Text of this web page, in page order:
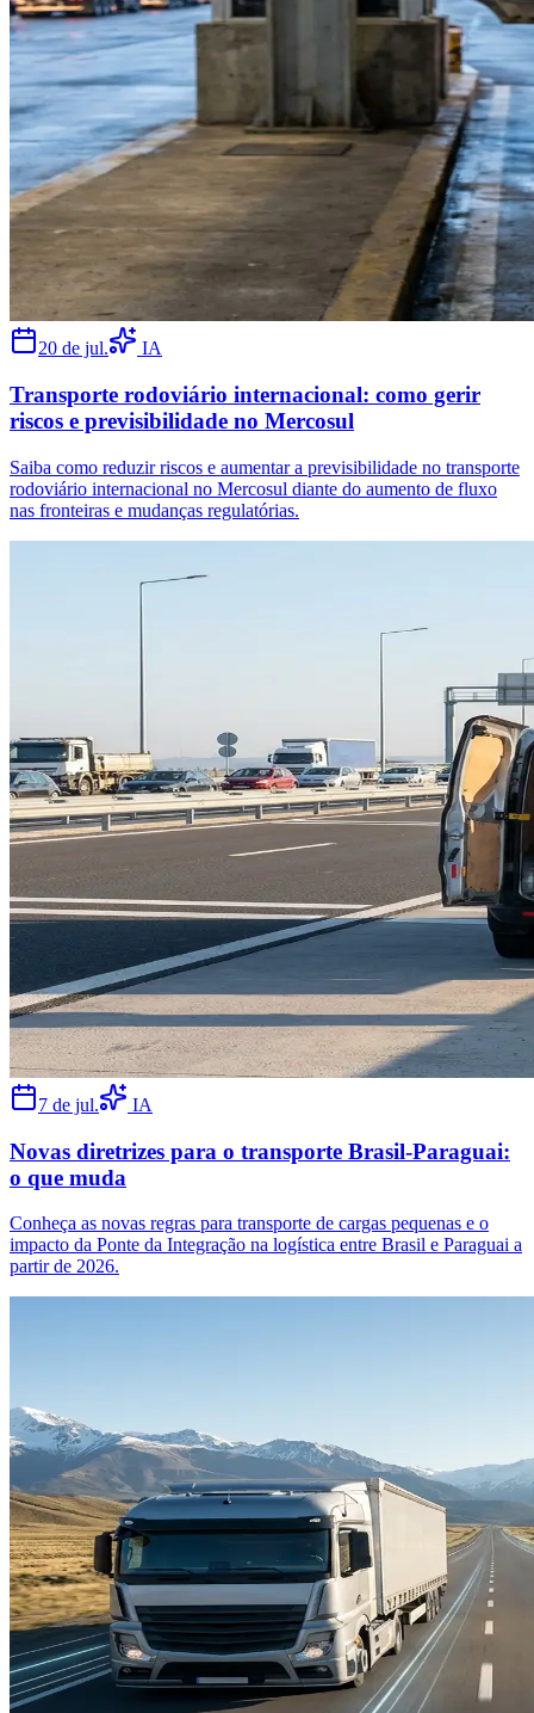
20 de jul. IA
Transporte rodoviário internacional: como gerir
riscos e previsibilidade no Mercosul
Saiba como reduzir riscos e aumentar a previsibilidade no transporte
rodoviário internacional no Mercosul diante do aumento de fluxo
nas fronteiras e mudanças regulatórias.
7 de jul. IA
Novas diretrizes para o transporte Brasil-Paraguai:
o que muda
Conheça as novas regras para transporte de cargas pequenas e o
impacto da Ponte da Integração na logística entre Brasil e Paraguai a
partir de 2026.